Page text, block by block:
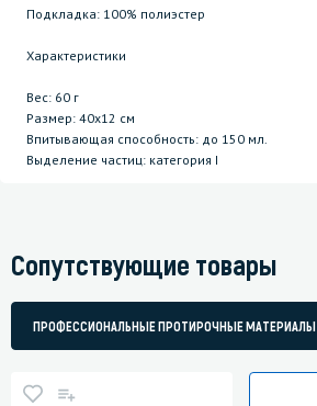
Подкладка: 100% полиэстер
Характеристики
Вес: 60 г
Размер: 40х12 см
Впитывающая способность: до 150 мл.
Выделение частиц: категория I
Сопутствующие товары
ПРОФЕССИОНАЛЬНЫЕ ПРОТИРОЧНЫЕ МАТЕРИАЛЫ